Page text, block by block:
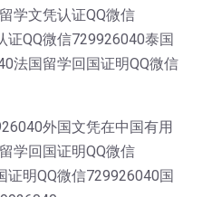
学文凭认证QQ微信
证QQ微信729926040泰国
法国留学回国证明QQ微信
外国文凭在中国有用
学回国证明QQ微信
证明QQ微信729926040国